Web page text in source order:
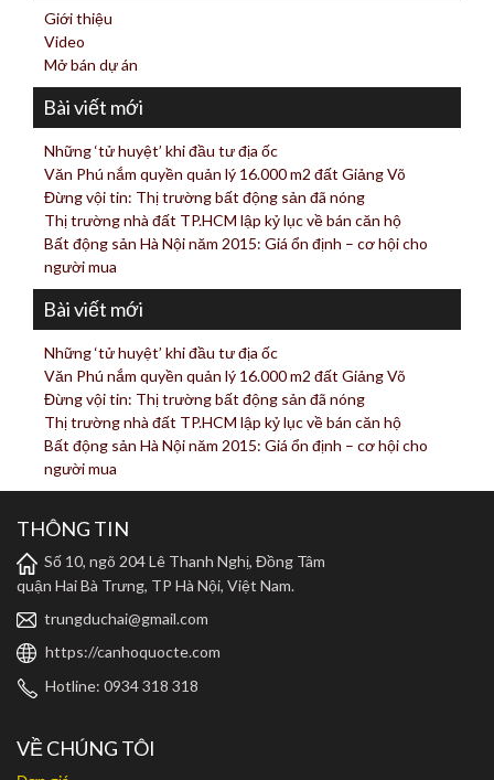
Giới thiệu
Video
Mở bán dự án
Bài viết mới
Những ‘tử huyệt’ khi đầu tư địa ốc
Văn Phú nắm quyền quản lý 16.000 m2 đất Giảng Võ
Đừng vội tin: Thị trường bất động sản đã nóng
Thị trường nhà đất TP.HCM lập kỷ lục về bán căn hộ
Bất động sản Hà Nội năm 2015: Giá ổn định – cơ hội cho
người mua
Bài viết mới
Những ‘tử huyệt’ khi đầu tư địa ốc
Văn Phú nắm quyền quản lý 16.000 m2 đất Giảng Võ
Đừng vội tin: Thị trường bất động sản đã nóng
Thị trường nhà đất TP.HCM lập kỷ lục về bán căn hộ
Bất động sản Hà Nội năm 2015: Giá ổn định – cơ hội cho
người mua
THÔNG TIN
Số 10, ngõ 204 Lê Thanh Nghị, Đồng Tâm
quận Hai Bà Trưng, TP Hà Nội, Việt Nam.
trungduchai@gmail.com
https://canhoquocte.com
Hotline: 0934 318 318
VỀ CHÚNG TÔI